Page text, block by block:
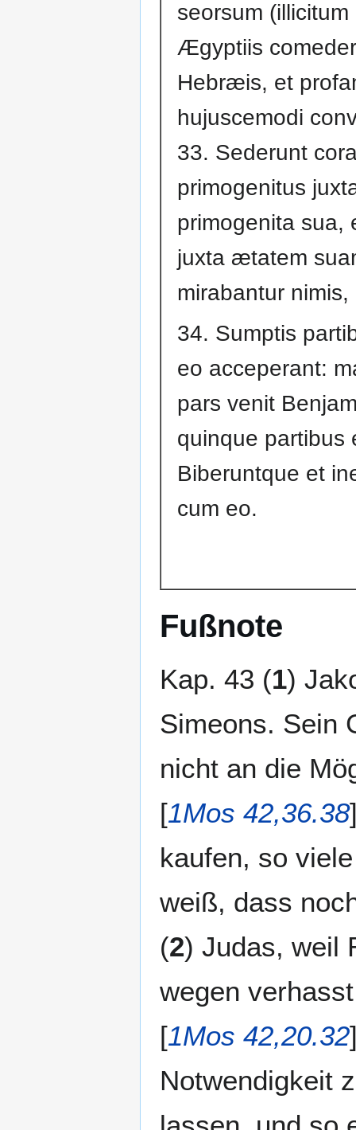
seorsum
Ægyptiis
Hebræis, et
hujuscemodi
33. Sederunt
primogenitus
primogenita sua,
juxta ætatem
mirabantur nimis,
34. Sumptis
eo acceperant:
pars venit
quinque partibus
Biberuntque et
cum eo.
Fußnote
Kap. 43 (1)
Simeons. Sein
nicht an die
[1Mos 42,36.38
kaufen, so
weiß, dass
(2) Judas, weil
wegen
[1Mos 42,20.32
Notwendigkeit